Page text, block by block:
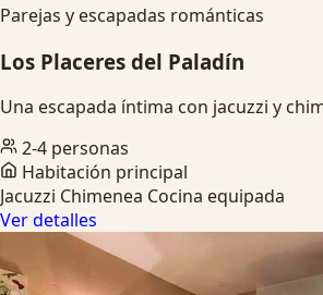
Parejas y escapadas románticas
Los Placeres del Paladín
Una escapada íntima con jacuzzi y
2-4 personas
Habitación principal
Jacuzzi Chimenea Cocina equipada
Ver detalles